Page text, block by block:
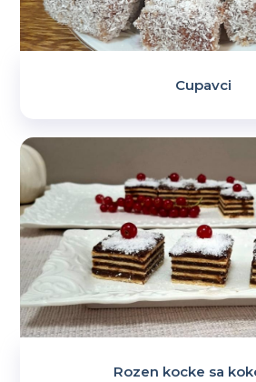
Cupavci
Rozen kocke sa